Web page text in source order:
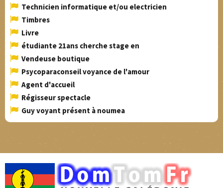
Technicien informatique et/ou electricien
Timbres
Livre
étudiante 21ans cherche stage en
Vendeuse boutique
Psycoparaconseil voyance de l'amour
Agent d'accueil
Régisseur spectacle
Guy voyant présent à noumea